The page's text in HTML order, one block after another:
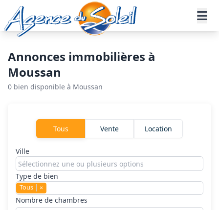
Aller au contenu principal
Accueil Annonces immobilières Moussan
Annonces immobilières à
Moussan
0 bien disponible à Moussan
Tous Vente Location
Ville
Type de bien
Tous ×
Nombre de chambres